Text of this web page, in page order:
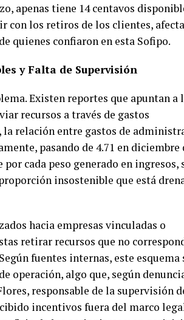
apenas tiene 14 centavos
con los retiros de los clientes,
quienes confiaron en esta Sofipo.
y Falta de Supervisión
Existen reportes que apuntan a
recursos a través de gastos
relación entre gastos de
pasando de 4.71 en diciembre
cada peso generado en ingresos,
insostenible que está
hacia empresas vinculadas o
retirar recursos que no
fuentes internas, este esquema
operación, algo que, según
responsable de la supervisión
incentivos fuera del marco